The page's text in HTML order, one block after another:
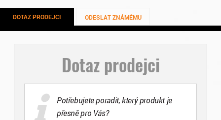
DOTAZ PRODEJCI ODESLAT ZNÁMÉMU
Dotaz prodejci
Potřebujete poradit, který produkt je
přesně pro Vás?